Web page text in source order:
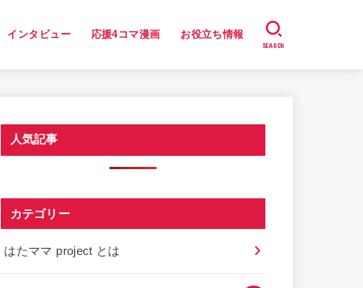
インタビュー 応援4コマ漫画 お役立ち情報
SEARCH
人気記事
カテゴリー
はたママ project とは